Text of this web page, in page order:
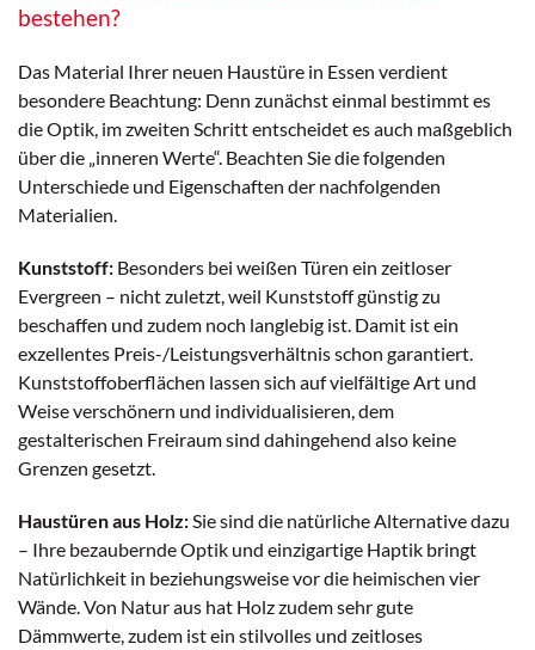
bestehen?
Das Material Ihrer neuen Haustüre in Essen verdient
besondere Beachtung: Denn zunächst einmal bestimmt es
die Optik, im zweiten Schritt entscheidet es auch maßgeblich
über die „inneren Werte“. Beachten Sie die folgenden
Unterschiede und Eigenschaften der nachfolgenden
Materialien.
Kunststoff:Besonders bei weißen Türen ein zeitloser
Evergreen – nicht zuletzt, weil Kunststoff günstig zu
beschaffen und zudem noch langlebig ist. Damit ist ein
exzellentes Preis-/Leistungsverhältnis schon garantiert.
Kunststoffoberflächen lassen sich auf vielfältige Art und
Weise verschönern und individualisieren, dem
gestalterischen Freiraum sind dahingehend also keine
Grenzen gesetzt.
Haustüren aus Holz:Sie sind die natürliche Alternative dazu
– Ihre bezaubernde Optik und einzigartige Haptik bringt
Natürlichkeit in beziehungsweise vor die heimischen vier
Wände. Von Natur aus hat Holz zudem sehr gute
Dämmwerte, zudem ist ein stilvolles und zeitloses